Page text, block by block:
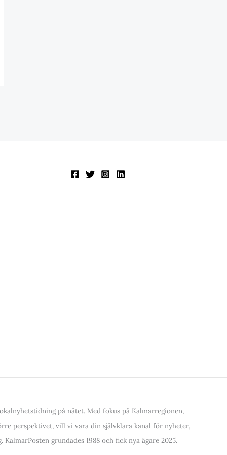
på nätet. Med fokus på Kalmarregionen,
perspektivet, vill vi vara din självklara kanal för nyheter,
KalmarPosten grundades 1988 och fick nya ägare 2025.